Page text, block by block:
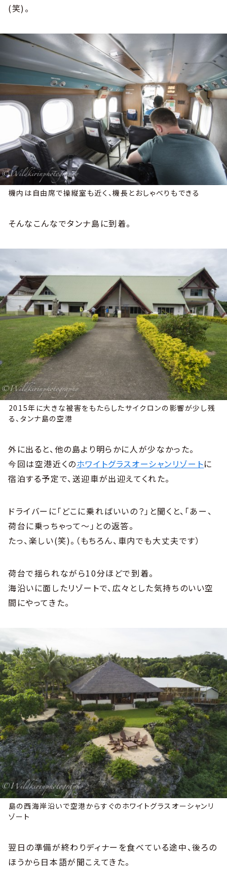
(笑)。
機内は自由席で操縦室も近く、機長とおしゃべりもできる
そんなこんなでタンナ島に到着。
2015年に大きな被害をもたらしたサイクロンの影響が少し残
る、タンナ島の空港
外に出ると、他の島より明らかに人が少なかった。
今回は空港近くのホワイトグラスオーシャンリゾートに
宿泊する予定で、送迎車が出迎えてくれた。
ドライバーに「どこに乗ればいいの？」と聞くと、「あー、
荷台に乗っちゃって〜」との返答。
たっ、楽しい(笑)。（もちろん、車内でも大丈夫です）
荷台で揺られながら10分ほどで到着。
海沿いに面したリゾートで、広々とした気持ちのいい空
間にやってきた。
島の西海岸沿いで空港からすぐのホワイトグラスオーシャンリ
ゾート
翌日の準備が終わりディナーを食べている途中、後ろの
ほうから日本語が聞こえてきた。